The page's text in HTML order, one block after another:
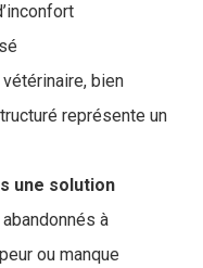
vétérinaire, bien
représente un
une solution
à
ou manque